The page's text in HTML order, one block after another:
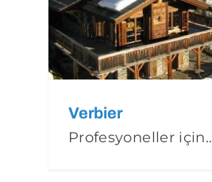
Verbier
Profesyoneller için..